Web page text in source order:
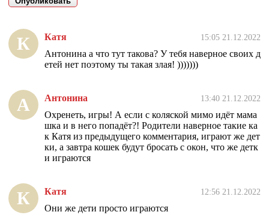
К Катя 15:05 21.12.2022
Антонина а что тут такова? У тебя наверное своих д
етей нет поэтому ты такая злая! )))))))
А Антонина 13:40 21.12.2022
Охренеть, игры! А если с коляской мимо идёт мама
шка и в него попадёт?! Родители наверное такие ка
к Катя из предыдущего комментария, играют же дет
ки, а завтра кошек будут бросать с окон, что же детк
и играются
К Катя 12:56 21.12.2022
Они же дети просто играются